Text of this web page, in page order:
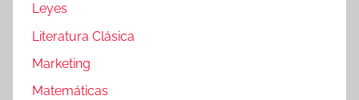
Leyes
Literatura Clásica
Marketing
Matemáticas